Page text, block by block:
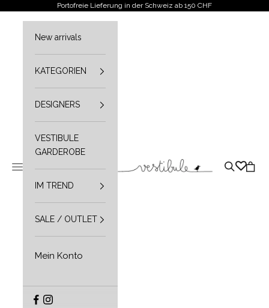
Zum Inhalt springenPortofreie Lieferung in der Schweiz ab 150 CHF
Vestibule
Navigationsmenü öffnen Suche
New arrivals
KATEGORIEN
DESIGNERS
VESTIBULE
GARDEROBE
IM TREND
SALE / OUTLET
Mein Konto